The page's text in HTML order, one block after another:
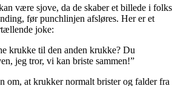
være sjove, da de skaber et billede i folks
før punchlinjen afsløres. Her er et
joke:
krukke til den anden krukke? Du
jeg tror, vi kan briste sammen!”
om, at krukker normalt brister og falder fra